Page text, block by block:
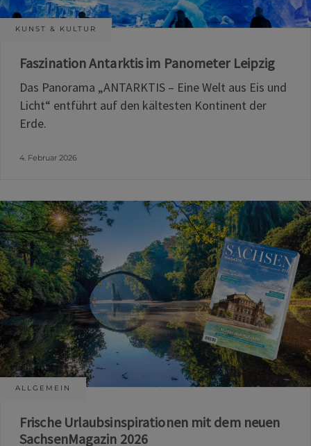
KUNST & KULTUR
Faszination Antarktis im Panometer Leipzig
Das Panorama „ANTARKTIS – Eine Welt aus Eis und
Licht“ entführt auf den kältesten Kontinent der
Erde.
4. Februar 2026
ALLGEMEIN
Frische Urlaubsinspirationen mit dem neuen
SachsenMagazin 2026